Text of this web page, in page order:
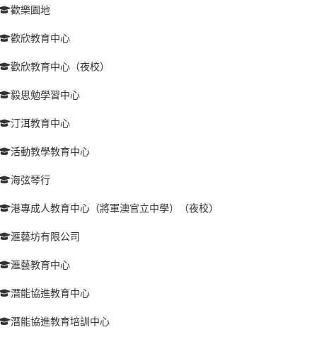
歡樂園地
歡欣教育中心
歡欣教育中心（夜校）
毅思勉學習中心
汀洱教育中心
活動教學教育中心
海弦琴行
港專成人教育中心（將軍澳官立中學）（夜校）
滙藝坊有限公司
滙藝教育中心
潛能協進教育中心
潛能協進教育培訓中心